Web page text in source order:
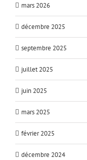
mars 2026
décembre 2025
septembre 2025
juillet 2025
juin 2025
mars 2025
février 2025
décembre 2024